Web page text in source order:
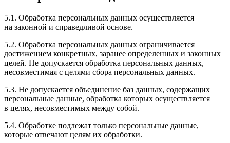
5.1. Обработка персональных данных осуществляется
на законной и справедливой основе.
5.2. Обработка персональных данных ограничивается
достижением конкретных, заранее определенных и законных
целей. Не допускается обработка персональных данных,
несовместимая с целями сбора персональных данных.
5.3. Не допускается объединение баз данных, содержащих
персональные данные, обработка которых осуществляется
в целях, несовместимых между собой.
5.4. Обработке подлежат только персональные данные,
которые отвечают целям их обработки.